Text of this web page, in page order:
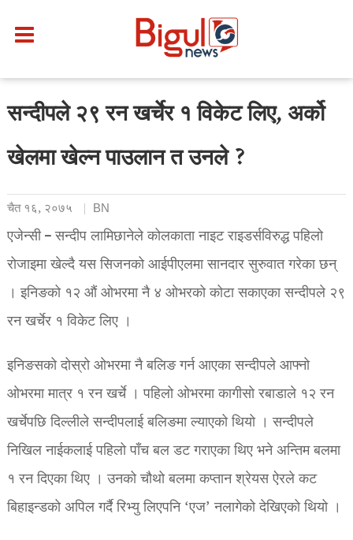
सन्दीपले २९ रन खर्चेर १ विकेट लिए, अर्को
खेलमा खेल्न पाउलान त उनले ?
चैत १६, २०७५ BN
एजेन्सी – सन्दीप लामिछानेले कोलकाता नाइट राइडर्सविरुद्ध पहिलो
रोजाइमा खेल्दै यस सिजनको आईपीएलमा सानदार सुरुवात गरेका छन्
। इनिङको १२ औं ओभरमा नै ४ ओभरको कोटा सकाएका सन्दीपले २९
रन खर्चेर १ विकेट लिए ।
इनिङसको दोस्रो ओभरमा नै बलिङ गर्न आएका सन्दीपले आफ्नो
ओभरमा मात्र १ रन खर्चे । पहिलो ओभरमा कागीसो रबाडाले १२ रन
खर्चेपछि दिल्लीले सन्दीपलाई बलिङमा ल्याएको थियो । सन्दीपले
निखिल नाईकलाई पहिलो पाँच बल डट गराएका थिए भने अन्तिम बलमा
१ रन दिएका थिए । उनको चौथो बलमा कप्तान श्रेयस ऐरले कट
बिहाइन्डको अपिल गर्दै रिभ्यु लिएपनि ‘एज’ नलागेको देखिएको थियो ।